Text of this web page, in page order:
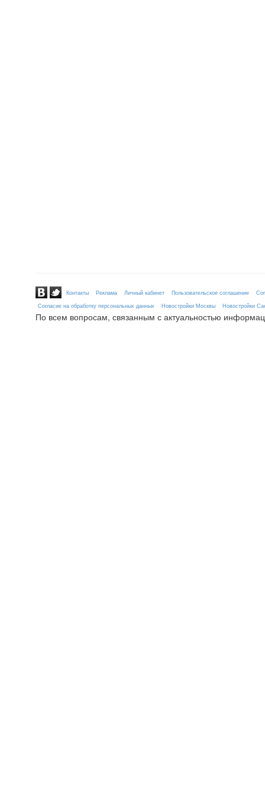
Контакты Реклама Личный кабинет Пользовательское соглашение
Согласие на обработку персональных данных
Новостройки Москвы Новостройки
По всем вопросам, связанным с актуальностью